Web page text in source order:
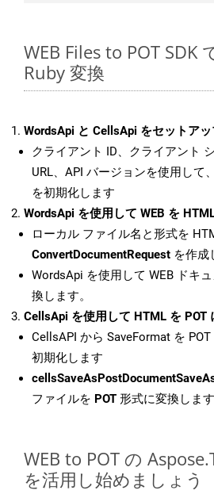
WEB Files to POT SDK
Ruby 変換
WordsApi と CellsApi をセットアッ
クライアント ID、クライアント
URL、API バージョンを使用して、
を初期化します
WordsApi を使用して WEB を
ローカル ファイル名と形式を
ConvertDocumentRequest を作成
WordsApi を使用して WEB ドキ
換します。
CellsApi を使用して HTML を POT
CellsAPI から SaveFormat を POT
初期化します
ファイルを POT 形式に変換します
WEB to POT の
を活用し始めましょう